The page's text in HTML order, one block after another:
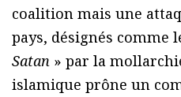
coalition mais une
pays, désignés comme
Satan » par la
islamique prône un